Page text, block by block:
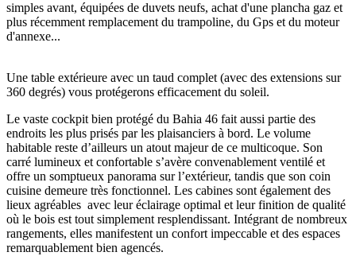
simples avant, équipées de duvets neufs, achat d'une plancha gaz et
plus récemment remplacement du trampoline, du Gps et du moteur
d'annexe...
Une table extérieure avec un taud complet (avec des extensions sur
360 degrés) vous protégerons efficacement du soleil.
Le vaste cockpit bien protégé du Bahia 46 fait aussi partie des
endroits les plus prisés par les plaisanciers à bord. Le volume
habitable reste d’ailleurs un atout majeur de ce multicoque. Son
carré lumineux et confortable s’avère convenablement ventilé et
offre un somptueux panorama sur l’extérieur, tandis que son coin
cuisine demeure très fonctionnel. Les cabines sont également des
lieux agréables avec leur éclairage optimal et leur finition de qualité
où le bois est tout simplement resplendissant. Intégrant de nombreux
rangements, elles manifestent un confort impeccable et des espaces
remarquablement bien agencés.